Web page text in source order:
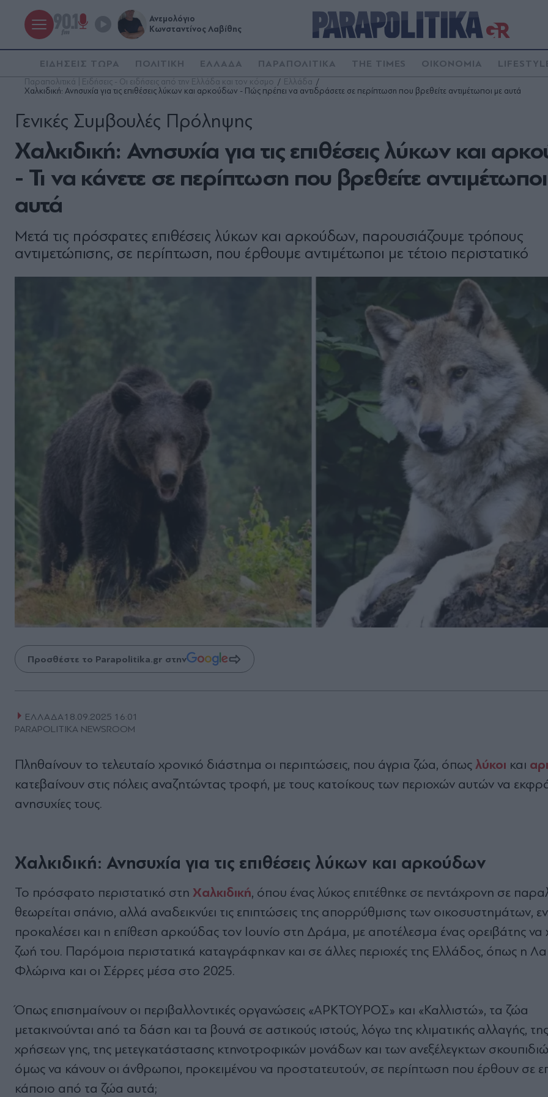
Ανεμολόγιο
Κωνσταντίνος Λαβίθης
ΕΙΔΗΣΕΙΣ ΤΩΡΑ ΠΟΛΙΤΙΚΗ ΕΛΛΑΔΑ ΠΑΡΑΠΟΛΙΤΙΚΑ THE TIMES ΟΙΚΟΝΟΜΙΑ
Παραπολιτικά | Ειδήσεις - Οι ειδήσεις από την Ελλάδα και τον κόσμο
Ελλάδα
Χαλκιδική: Ανησυχία για τις επιθέσεις λύκων και αρκούδων - Πώς πρέπει να αντιδράσετε σε περίπτωση που βρεθείτε αντιμέτωποι με αυτά
Χαλκιδική: Ανησυχία για τις επιθέσεις λύκων και
- Τι να κάνετε σε περίπτωση που βρεθείτε
αυτά
Γενικές Συμβουλές Πρόληψης
Μετά τις πρόσφατες επιθέσεις λύκων και αρκούδων, παρουσιάζουμε τρόπους
αντιμετώπισης, σε περίπτωση, που έρθουμε αντιμέτωποι με τέτοιο περιστατικό
Προσθέστε το Parapolitika.gr στην
ΕΛΛΑΔΑ18.09.2025 16:01
PARAPOLITIKA NEWSROOM
Πληθαίνουν το τελευταίο χρονικό διάστημα οι περιπτώσεις, που άγρια ζώα, όπως λύκοι και
κατεβαίνουν στις πόλεις αναζητώντας τροφή, με τους κατοίκους των περιοχών αυτών να
ανησυχίες τους.
Χαλκιδική: Ανησυχία για τις επιθέσεις λύκων και αρκούδων
Το πρόσφατο περιστατικό στη Χαλκιδική, όπου ένας λύκος επιτέθηκε σε πεντάχρονη σε
θεωρείται σπάνιο, αλλά αναδεικνύει τις επιπτώσεις της απορρύθμισης των οικοσυστημάτων,
προκαλέσει και η επίθεση αρκούδας τον Ιουνίο στη Δράμα, με αποτέλεσμα ένας ορειβάτης να
ζωή του. Παρόμοια περιστατικά καταγράφηκαν και σε άλλες περιοχές της Ελλάδος, όπως η
Φλώρινα και οι Σέρρες μέσα στο 2025.
Όπως επισημαίνουν οι περιβαλλοντικές οργανώσεις «ΑΡΚΤΟΥΡΟΣ» και «Καλλιστώ», τα ζώα
μετακινούνται από τα δάση και τα βουνά σε αστικούς ιστούς, λόγω της κλιματικής αλλαγής,
χρήσεων γης, της μετεγκατάστασης κτηνοτροφικών μονάδων και των ανεξέλεγκτων
όμως να κάνουν οι άνθρωποι, προκειμένου να προστατευτούν, σε περίπτωση που έρθουν σε
κάποιο από τα ζώα αυτά;